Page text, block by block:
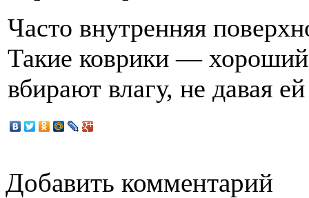
Часто внутренняя
Такие коврики —
вбирают влагу, не давая
Добавить комментарий